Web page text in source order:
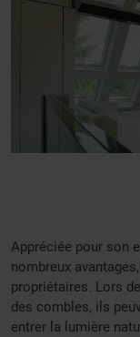
Appréciée pour son
nombreux
propriétaires. Lors
des combles, ils
entrer la lumière